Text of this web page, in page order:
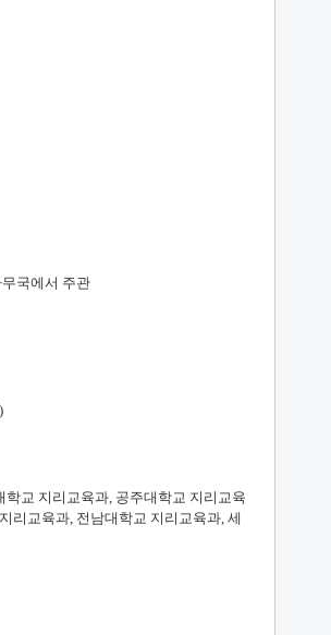
국에서 주관
)
학교 지리교육과 공주대학교 지리교육
리교육과 전남대학교 지리교육과 세